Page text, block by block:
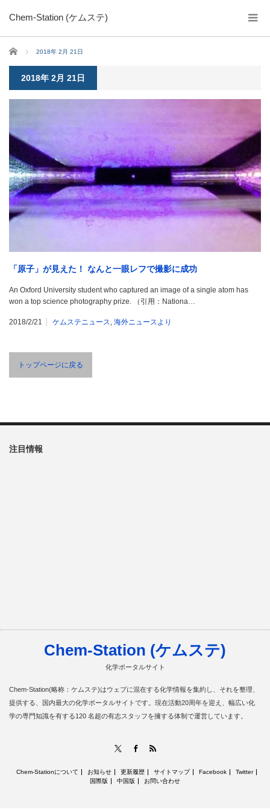
Chem-Station (ケムステ)
ホーム 2018年 2月 21日
2018年 2月 21日
「原子」が見えた！ なんと一眼レフで撮影に成功
An Oxford University student who captured an image of a single atom has
won a top science photography prize. （引用：Nationa…
2018/2/21 ケムステニュース, 海外ニュースより
トップページに戻る
注目情報
Chem-Station (ケムステ)
化学ポータルサイト
Chem-Station(略称：ケムステ)はウェブに混在する化学情報を集約し、それを整理、
提供する、国内最大の化学ポータルサイトです。現在活動20周年を迎え、幅広い化
学の専門知識を有する120 名超の有志スタッフを擁する体制で運営しています。
Facebook
Chem-Stationについて お知らせ 更新履歴 サイトマップ Facebook
Twitter
国際版
中国版 お問い合わせ